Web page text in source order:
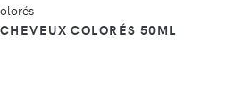
COLORÉS 50ML